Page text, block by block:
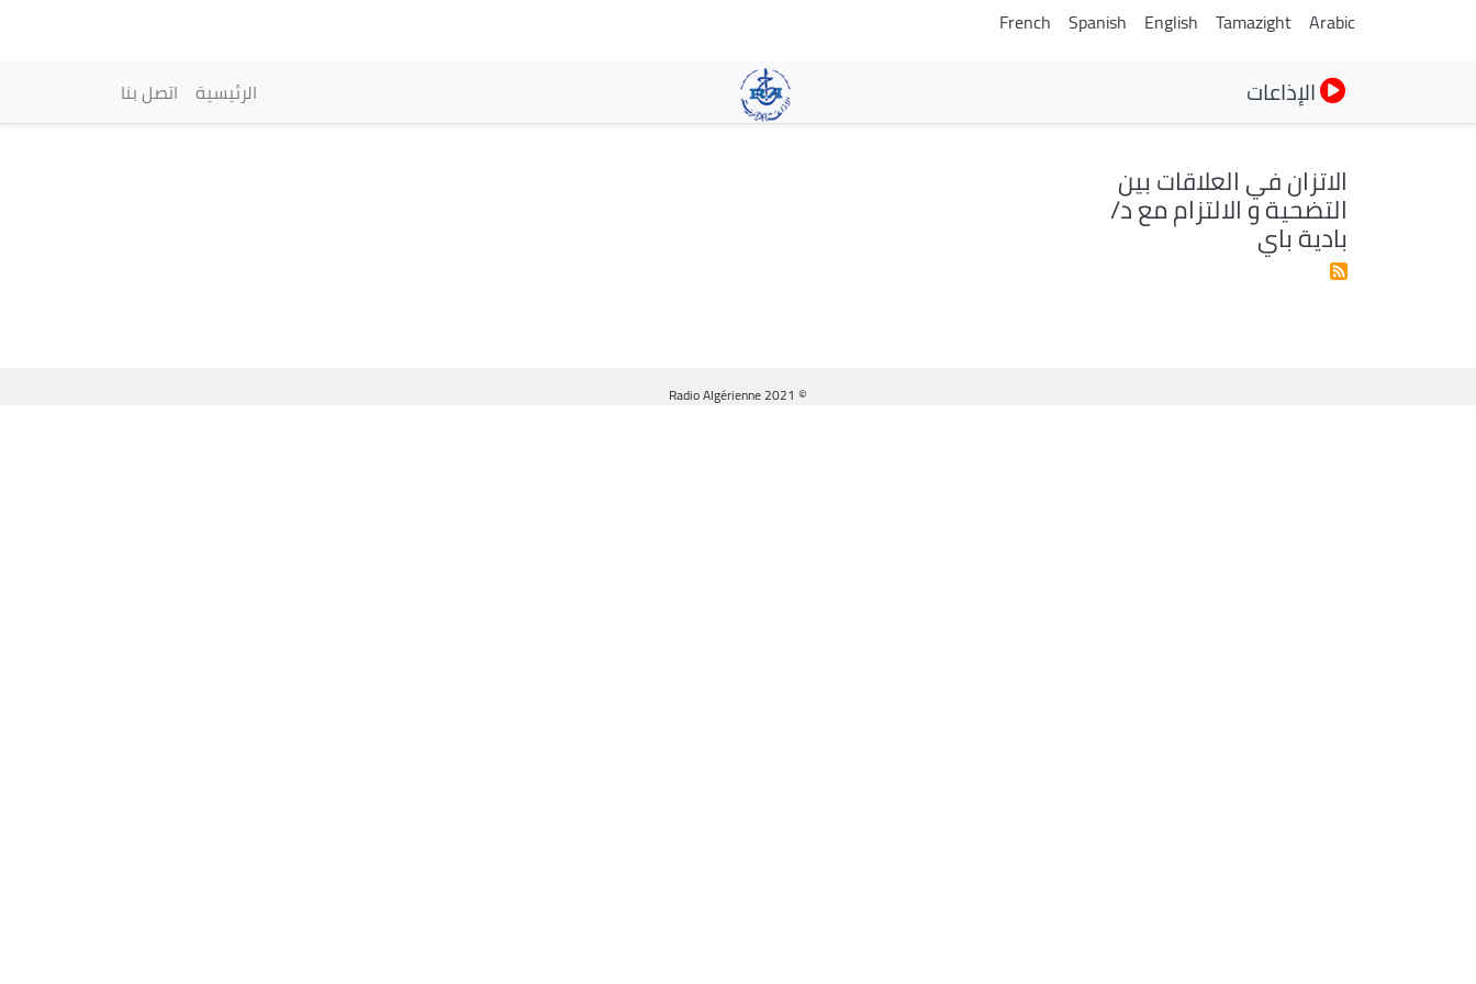
Arabic
Tamazight
English
Spanish
French
الإذاعات principale
الرئيسية اتصل بنا
الاتزان في العلاقات بين
التضحية و الالتزام مع د/
بادية باي
© Radio Algérienne 2021